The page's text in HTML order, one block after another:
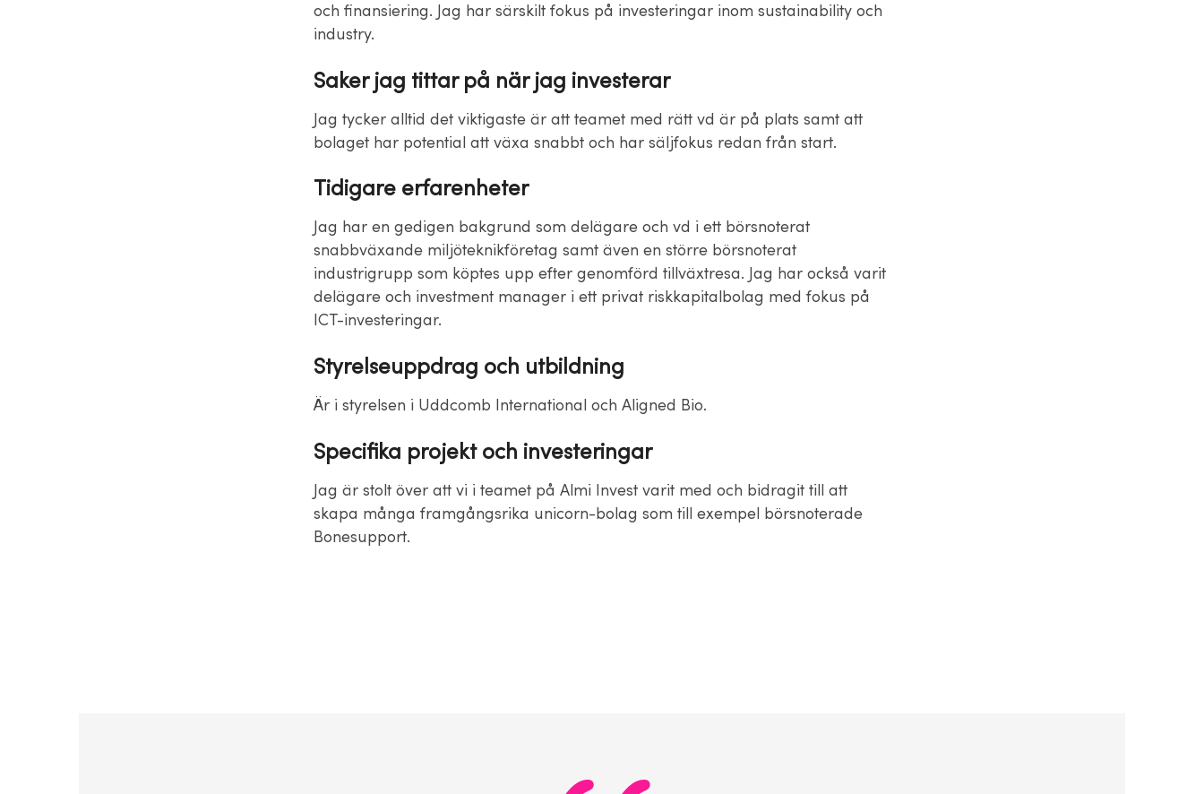
och finansiering. Jag har särskilt fokus på investeringar inom sustainability och
industry.
Saker jag tittar på när jag investerar
Jag tycker alltid det viktigaste är att teamet med rätt vd är på plats samt att
bolaget har potential att växa snabbt och har säljfokus redan från start.
Tidigare erfarenheter
Jag har en gedigen bakgrund som delägare och vd i ett börsnoterat
snabbväxande miljöteknikföretag samt även en större börsnoterat
industrigrupp som köptes upp efter genomförd tillväxtresa. Jag har också varit
delägare och investment manager i ett privat riskkapitalbolag med fokus på
ICT-investeringar.
Styrelseuppdrag och utbildning
Är i styrelsen i Uddcomb International och Aligned Bio.
Specifika projekt och investeringar
Jag är stolt över att vi i teamet på Almi Invest varit med och bidragit till att
skapa många framgångsrika unicorn-bolag som till exempel börsnoterade
Bonesupport.